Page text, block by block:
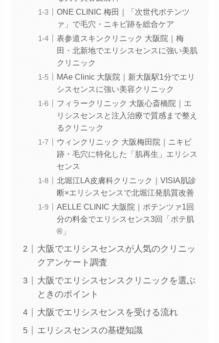
ONE CLINIC 梅田｜「次世代ポテンツ
ァ」で毛穴・ニキビ跡を総合ケア
表参道スキンクリニック 大阪院｜梅
田・北新地でエリシスセンスに強い美肌
クリニック
MAe Clinic 大阪院｜新大阪駅1分でエリ
シスセンスに強い美容クリニック
フィラークリニック 大阪心斎橋院｜エ
リシスセンスと注入治療で質感まで整え
るクリニック
ウィンクリニック 大阪梅田院｜ニキビ
跡・毛穴に特化した「肌再生」エリシス
センス
北堀江LA皮膚科クリニック｜VISIA肌診
断×エリシスセンスで北堀江発肌質改善
AELLE CLINIC 大阪院｜ポテンツァ1回
分の料金でエリシスセンス3回「ポテ肌
®」
大阪でエリシスセンスが人気のクリニッ
クアンケート調査
大阪でエリシスセンスクリニックを選ぶ
ときのポイント
大阪でエリシスセンスを受ける流れ
エリシスセンスの基礎知識